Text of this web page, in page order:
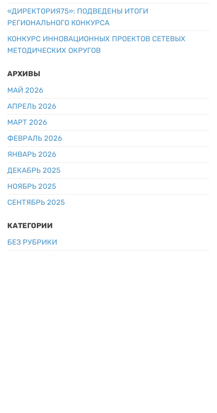
«ДИРЕКТОРИЯ75»: ПОДВЕДЕНЫ ИТОГИ
РЕГИОНАЛЬНОГО КОНКУРСА
КОНКУРС ИННОВАЦИОННЫХ ПРОЕКТОВ СЕТЕВЫХ
МЕТОДИЧЕСКИХ ОКРУГОВ
АРХИВЫ
МАЙ 2026
АПРЕЛЬ 2026
МАРТ 2026
ФЕВРАЛЬ 2026
ЯНВАРЬ 2026
ДЕКАБРЬ 2025
НОЯБРЬ 2025
СЕНТЯБРЬ 2025
КАТЕГОРИИ
БЕЗ РУБРИКИ